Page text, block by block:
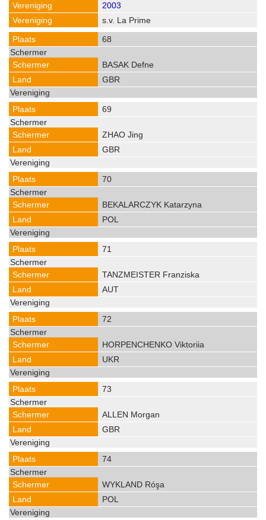
2003
s.v. La Prime
68
BASAK Defne
GBR
69
ZHAO Jing
GBR
70
BEKALARCZYK Katarzyna
POL
71
TANZMEISTER Franziska
AUT
72
HORPENCHENKO Viktoriia
UKR
73
ALLEN Morgan
GBR
74
WYKLAND Róşa
POL